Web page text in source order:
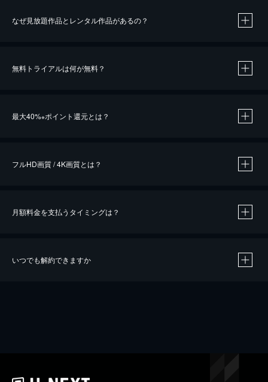
なぜ見放題作品とレンタル作品があるの？
無料トライアルは何が無料？
最大40%※ポイント還元とは？
※40％ポイント還元の対象は、クレジットカード決済による作品の購入 / レンタルです。
iOSアプリのUコイン決済による作品の購入 / レンタルは、20％のポイント還元です。
フルHD画質 / 4K画質とは？
月額料金を支払うタイミングは？
いつでも解約できますか